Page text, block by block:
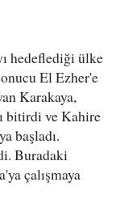
hedeflediği ülke
El Ezher'e
Karakaya,
bitirdi ve Kahire
başladı.
Buradaki
çalışmaya